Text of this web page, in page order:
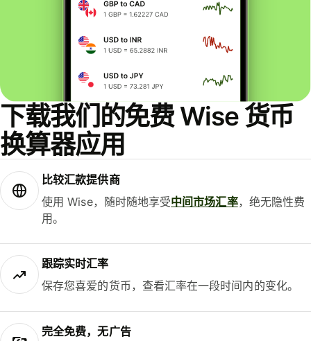
下载我们的免费 Wise 货币
换算器应用
比较汇款提供商
使用 Wise，随时随地享受中间市场汇率，绝无隐性费
用。
跟踪实时汇率
保存您喜爱的货币，查看汇率在一段时间内的变化。
完全免费，无广告